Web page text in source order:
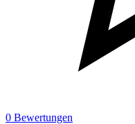
0 Bewertungen